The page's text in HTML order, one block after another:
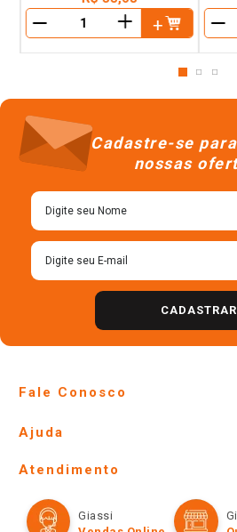
Bisnaga 150ml
R$
＋
－ －
Cadastre-se para
nossas
Fale Conosco